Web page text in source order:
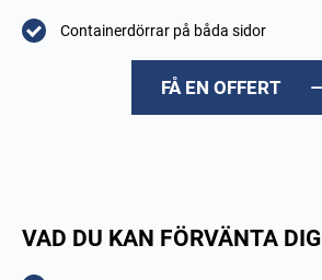
Containerdörrar på båda sidor
FÅ EN OFFERT
VAD DU KAN FÖRVÄNTA DIG